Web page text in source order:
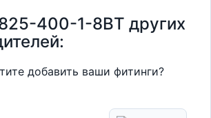
400-1-8BT других
добавить ваши фитинги?